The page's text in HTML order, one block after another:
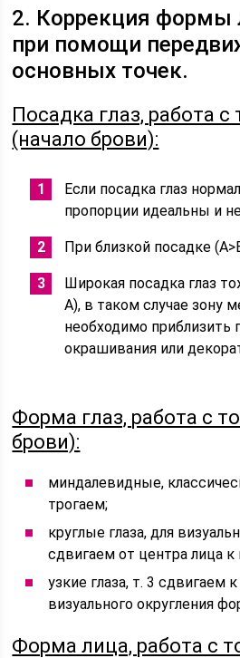
2. Коррекция формы
при помощи
основных точек.
Посадка глаз, работа с
(начало брови):
Если посадка глаз
пропорции идеальны и
При близкой посадке
Широкая посадка глаз
A), в таком случае зону
необходимо приблизить
окрашивания или
Форма глаз, работа с
брови):
миндалевидные,
трогаем;
круглые глаза, для
сдвигаем от центра лица
узкие глаза, т. 3 сдвигаем
визуального округления
Форма лица, работа с